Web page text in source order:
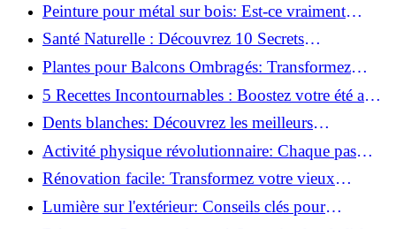
Peinture pour métal sur bois: Est-ce vraiment
possible?
Santé Naturelle : Découvrez 10 Secrets
Incontournables pour un Bien-être Optimal!
Plantes pour Balcons Ombragés: Transformez
votre Terrasse en Oasis Verte!
5 Recettes Incontournables : Boostez votre été avec
des huiles essentielles!
Dents blanches: Découvrez les meilleurs
ingrédients naturels!
Activité physique révolutionnaire: Chaque pas
compte pour votre santé!
Rénovation facile: Transformez votre vieux
parquet irrégulier en un clin d'œil!
Lumière sur l'extérieur: Conseils clés pour